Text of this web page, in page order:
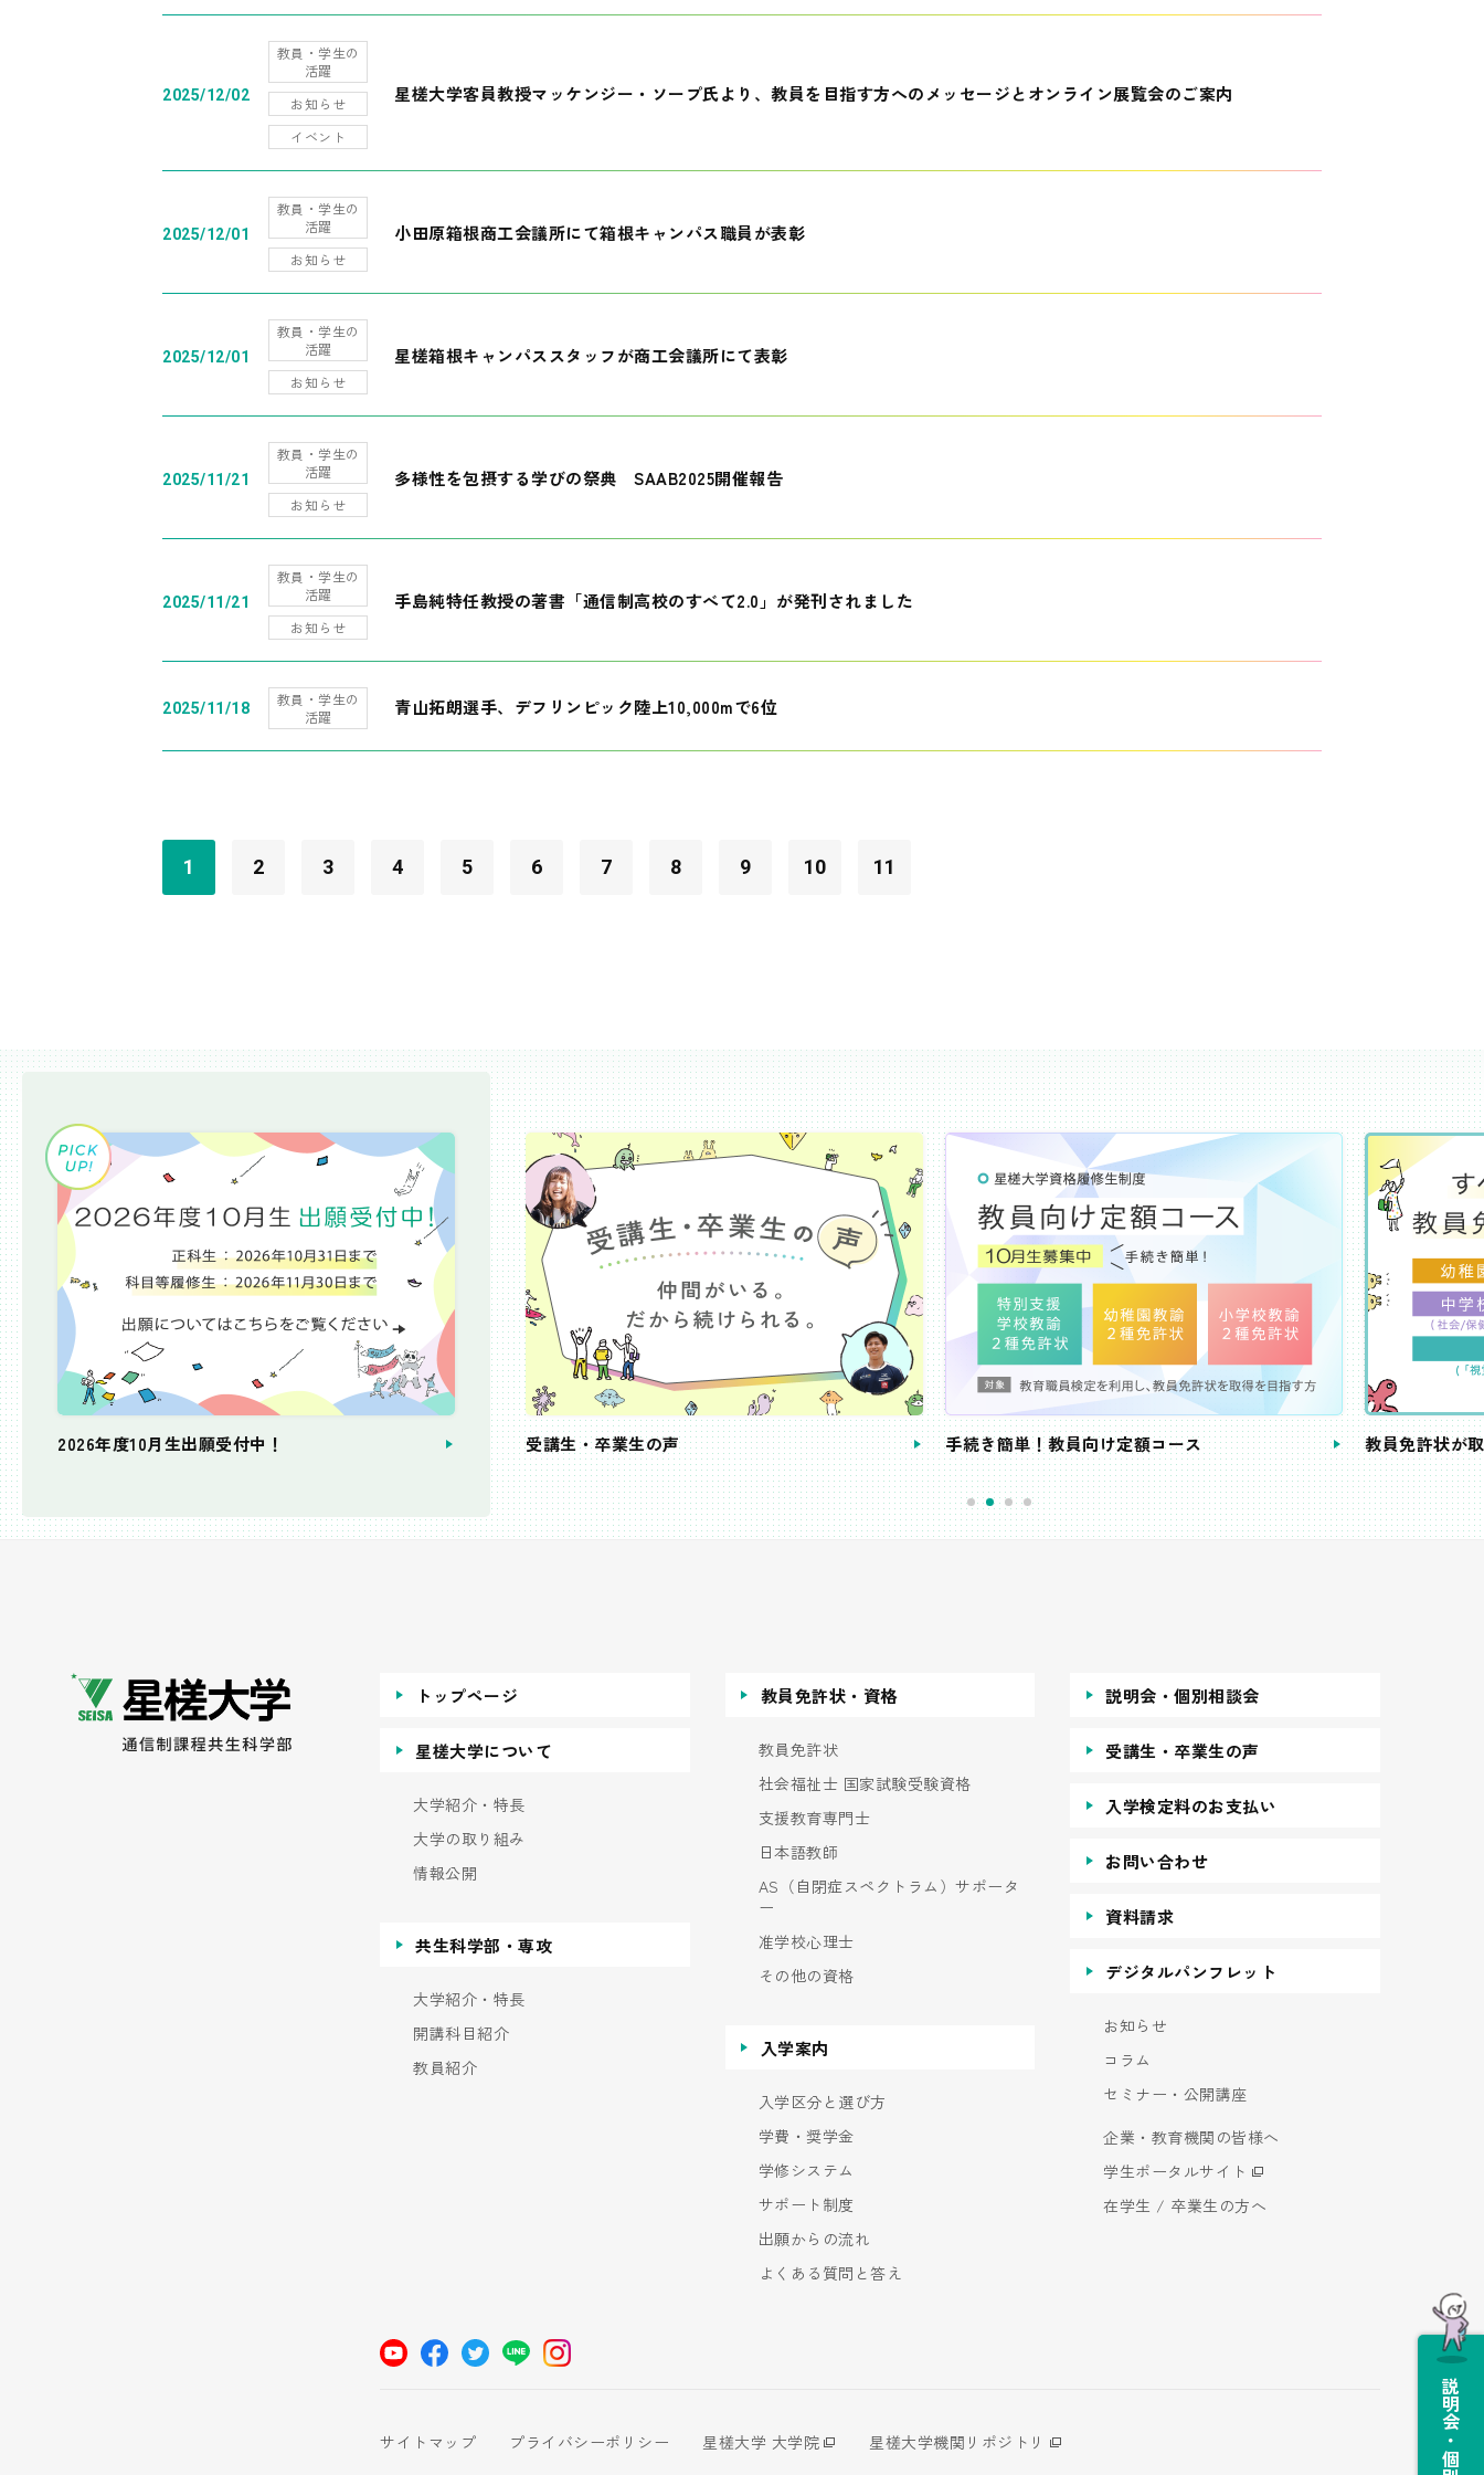
2025/12/02
教員・学生の
活躍
お知らせ
イベント
星槎大学客員教授マッケンジー・ソープ氏より、教員を目指す方へのメッセージとオンライン展覧会のご案内
2025/12/01
教員・学生の
活躍
お知らせ
小田原箱根商工会議所にて箱根キャンパス職員が表彰
2025/12/01
教員・学生の
活躍
お知らせ
星槎箱根キャンパススタッフが商工会議所にて表彰
2025/11/21
教員・学生の
活躍
お知らせ
多様性を包摂する学びの祭典 SAAB2025開催報告
2025/11/21
教員・学生の
活躍
お知らせ
手島純特任教授の著書「通信制高校のすべて2.0」が発刊されました
2025/11/18
教員・学生の
活躍
青山拓朗選手、デフリンピック陸上10,000mで6位
1 2 3 4 5 6 7 8 9 10 11
2026年度10月生出願受付中！
個別相談会 受講生・卒業生の声 手続き簡単！教員向け定額コース 教員免許状が
トップページ
星槎大学について
大学紹介・特長
大学の取り組み
情報公開
共生科学部・専攻
大学紹介・特長
開講科目紹介
教員紹介
教員免許状・資格
教員免許状
社会福祉士 国家試験受験資格
支援教育専門士
日本語教師
AS（自閉症スペクトラム）サポータ
ー
准学校心理士
その他の資格
入学案内
入学区分と選び方
学費・奨学金
学修システム
サポート制度
出願からの流れ
よくある質問と答え
説明会・個別相談会
受講生・卒業生の声
入学検定料のお支払い
お問い合わせ
資料請求
デジタルパンフレット
お知らせ
コラム
セミナー・公開講座
企業・教育機関の皆様へ
学生ポータルサイト
在学生 / 卒業生の方へ
サイトマップ プライバシーポリシー 星槎大学 大学院
星槎大学機関リポジトリ